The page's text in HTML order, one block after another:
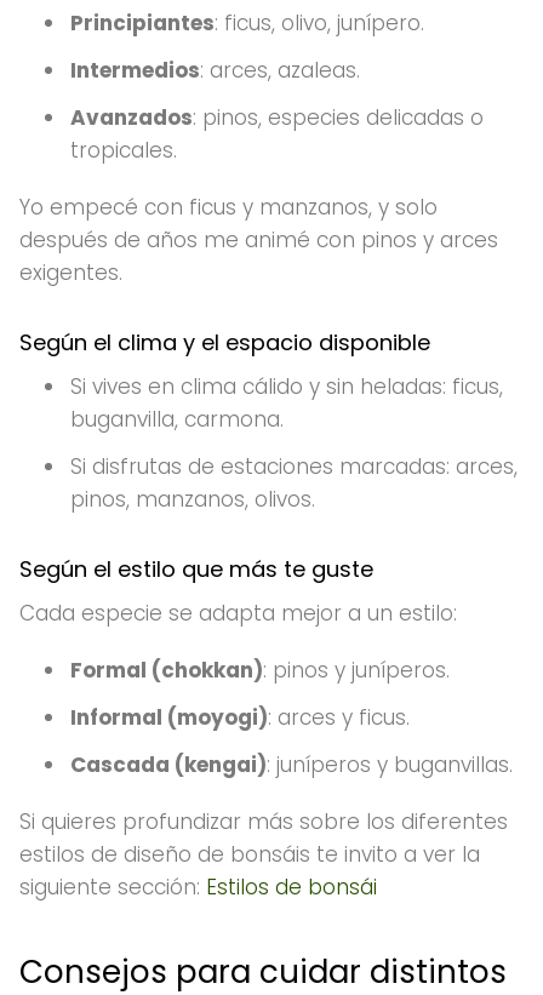
Principiantes: ficus, olivo, junípero.
Intermedios: arces, azaleas.
Avanzados: pinos, especies delicadas o
tropicales.
Yo empecé con ficus y manzanos, y solo
después de años me animé con pinos y arces
exigentes.
Según el clima y el espacio disponible
Si vives en clima cálido y sin heladas: ficus,
buganvilla, carmona.
Si disfrutas de estaciones marcadas: arces,
pinos, manzanos, olivos.
Según el estilo que más te guste
Cada especie se adapta mejor a un estilo:
Formal (chokkan): pinos y juníperos.
Informal (moyogi): arces y ficus.
Cascada (kengai): juníperos y buganvillas.
Si quieres profundizar más sobre los diferentes
estilos de diseño de bonsáis te invito a ver la
siguiente sección: Estilos de bonsái
Consejos para cuidar distintos